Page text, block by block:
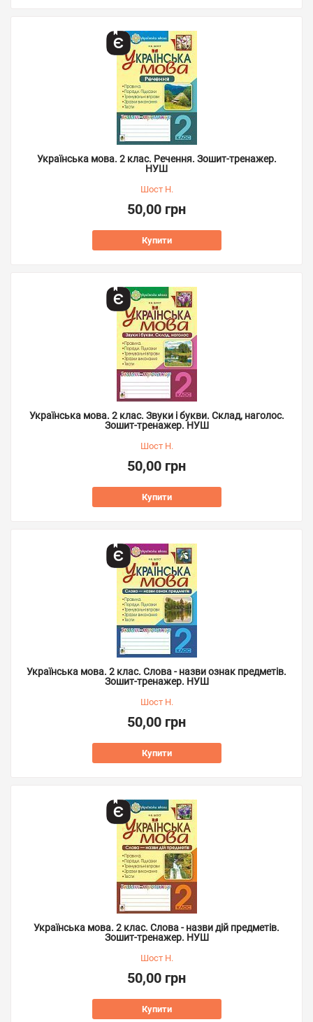
Українська мова. 2 клас. Речення. Зошит-тренажер.
НУШ
Шост Н.
50,00 грн
Купити
Українська мова. 2 клас. Звуки і букви. Склад, наголос.
Зошит-тренажер. НУШ
Шост Н.
50,00 грн
Купити
Українська мова. 2 клас. Слова - назви ознак предметів.
Зошит-тренажер. НУШ
Шост Н.
50,00 грн
Купити
Українська мова. 2 клас. Слова - назви дій предметів.
Зошит-тренажер. НУШ
Шост Н.
50,00 грн
Купити